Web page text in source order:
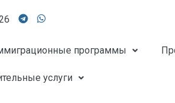
программы
услуги